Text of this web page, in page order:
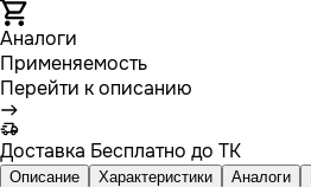
Аналоги
Применяемость
Перейти к описанию
Доставка Бесплатно до ТК
Описание Характеристики Аналоги